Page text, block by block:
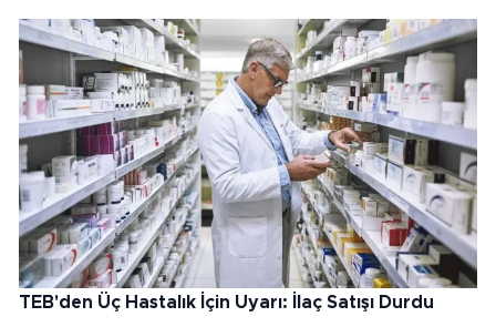
TEB'den Üç Hastalık İçin Uyarı: İlaç Satışı Durdu